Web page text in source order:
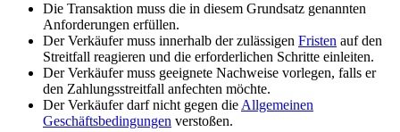
Die Transaktion muss die in diesem Grundsatz genannten
Anforderungen erfüllen.
Der Verkäufer muss innerhalb der zulässigen Fristen auf den
Streitfall reagieren und die erforderlichen Schritte einleiten.
Der Verkäufer muss geeignete Nachweise vorlegen, falls er
den Zahlungsstreitfall anfechten möchte.
Der Verkäufer darf nicht gegen die Allgemeinen
Geschäftsbedingungen verstoßen.